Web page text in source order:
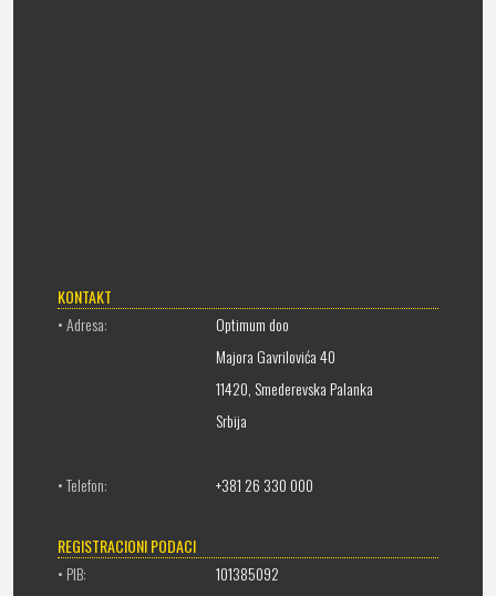
KONTAKT
• Adresa:
Optimum doo
Majora Gavrilovića 40
11420, Smederevska Palanka
Srbija
• Telefon: +381 26 330 000
REGISTRACIONI PODACI
• PIB:
101385092